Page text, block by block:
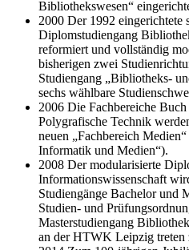
Bibliothekswesen“
2000 Der 1992 eingerichtete
Diplomstudiengang
reformiert und vollständig
bisherigen zwei
Studiengang „Bibliotheks-
sechs wählbare
2006 Die Fachbereiche
Polygrafische Technik
neuen „Fachbereich
Informatik und Medien“).
2008 Der modularisierte
Informationswissenschaft
Studiengänge Bachelor und
Studien- und
Masterstudiengang
an der HTWK Leipzig treten